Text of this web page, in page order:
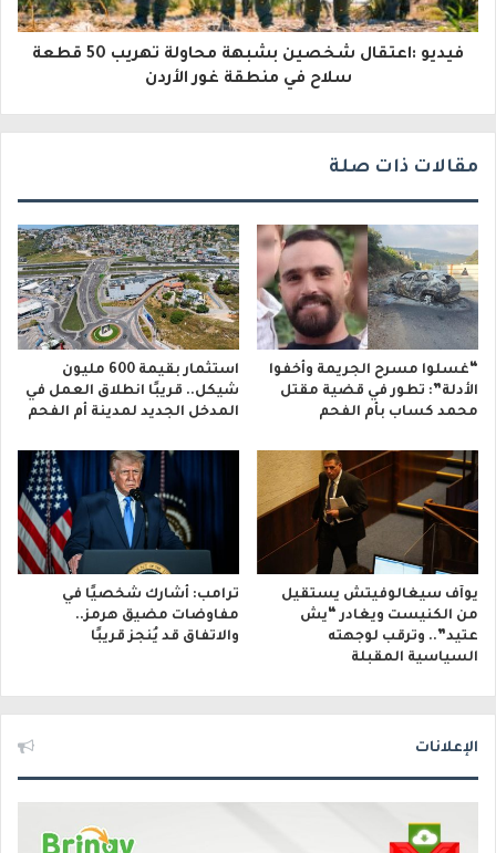
و
فيديو :اعتقال شخصين بشبهة محاولة تهريب 50 قطعة
سلاح في منطقة غور الأردن
مقالات ذات صلة
“غسلوا مسرح الجريمة وأخفوا
الأدلة”: تطور في قضية مقتل
محمد كساب بأم الفحم
استثمار بقيمة 600 مليون
شيكل.. قريبًا انطلاق العمل في
المدخل الجديد لمدينة أم الفحم
يوآف سيغالوفيتش يستقيل
من الكنيست ويغادر “يش
عتيد”.. وترقب لوجهته
السياسية المقبلة
ترامب: أشارك شخصيًا في
مفاوضات مضيق هرمز..
والاتفاق قد يُنجز قريبًا
الإعلانات